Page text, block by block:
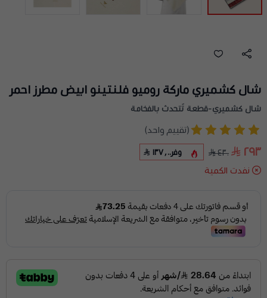
شال كشميري ماركة روميو فلنتينو ابيض مطرز احمر
شال كشميري-قطعة تَتحدث بالفخامة
(تقييم واحد)
٢٩٣ ٤٣٠ وفر ١٣٧٫٠٠
نفدت الكمية